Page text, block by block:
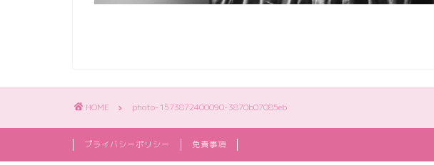
HOME photo-1573872400090-3870b07085eb
プライバシーポリシー 免責事項